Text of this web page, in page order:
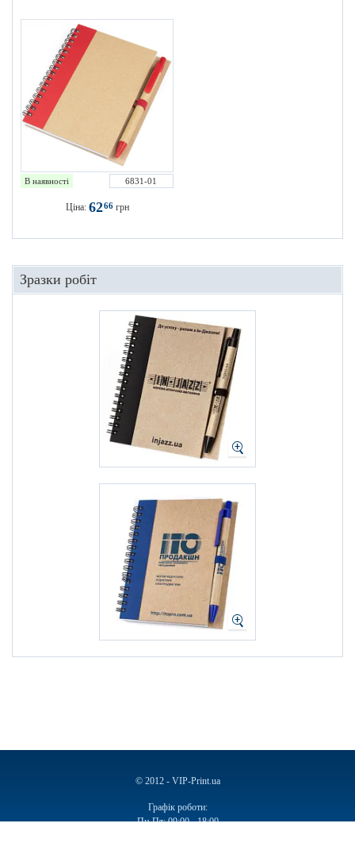
В наявності 6831-01
Ціна: 6266грн
Зразки робіт
© 2012 - VIP-Print.ua
Графік роботи:
Пн-Пт: 09:00 - 18:00